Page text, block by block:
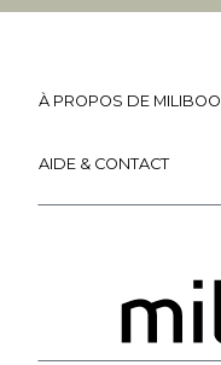
À PROPOS DE MILIBOO
AIDE & CONTACT